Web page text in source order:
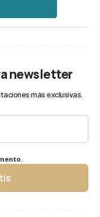
newsletter
más exclusivas.